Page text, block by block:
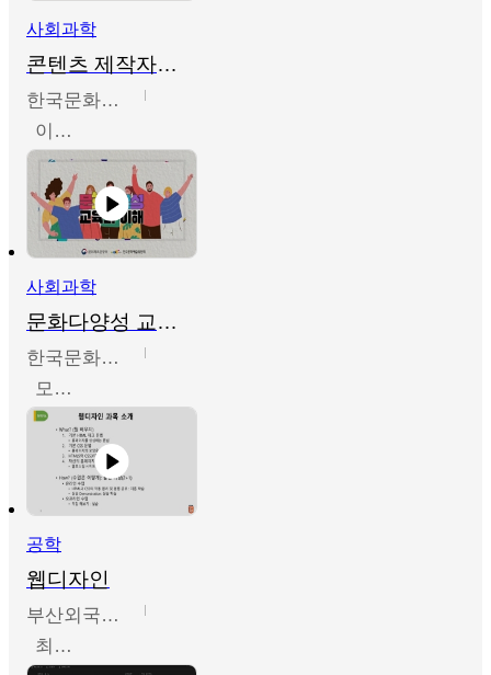
사회과학
콘텐츠 제작자를 위한 문화다양성의 이해
한국문화예술교육진흥원
이성민
사회과학
문화다양성 교육의 이해
한국문화예술교육진흥원
모경환,성상환,정문성
공학
웹디자인
부산외국어대학교
최진오